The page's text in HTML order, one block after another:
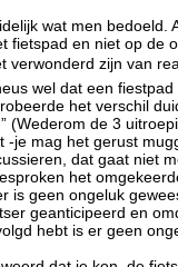
wat men bedoeld.
fietspad en niet op de
verwonderd zijn van
wel dat een fiestpad
het verschil
(Wederom de 3
-je mag het gerust
dat gaat niet
het
is geen ongeluk
geanticipeerd en
hebt is er geen